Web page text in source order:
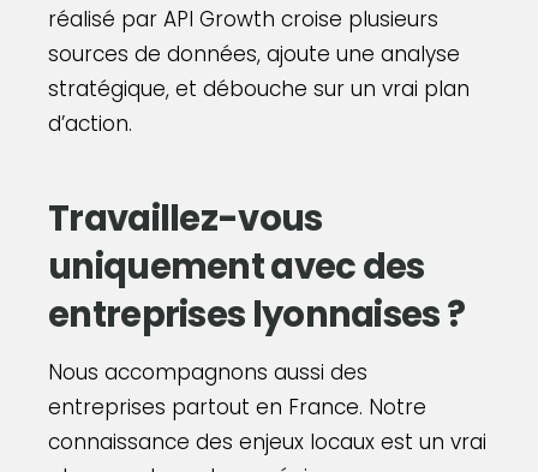
réalisé par API Growth croise plusieurs
sources de données, ajoute une analyse
stratégique, et débouche sur un vrai plan
d’action.
Travaillez-vous
uniquement avec des
entreprises lyonnaises ?
Nous accompagnons aussi des
entreprises partout en France. Notre
connaissance des enjeux locaux est un vrai